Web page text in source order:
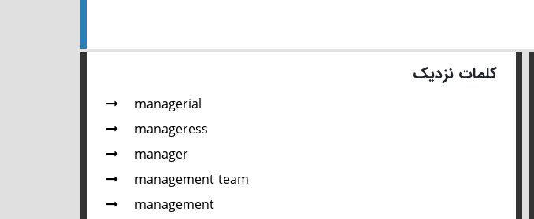
کلمات نزدیک
managerial
manageress
manager
management team
management